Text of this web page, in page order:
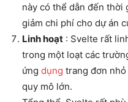
này có thể dẫn đến thời
giảm chi phí cho dự án
Linh hoạt : Svelte rất
trong một loạt các
ứng dụng trang đơn
quy mô lớn.